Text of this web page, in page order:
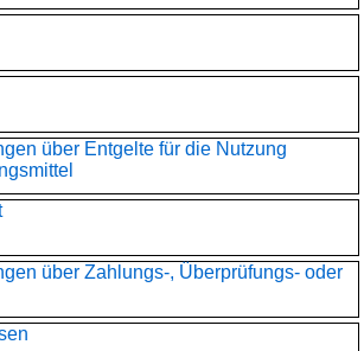
über Entgelte für die Nutzung
über Zahlungs-, Überprüfungs- oder